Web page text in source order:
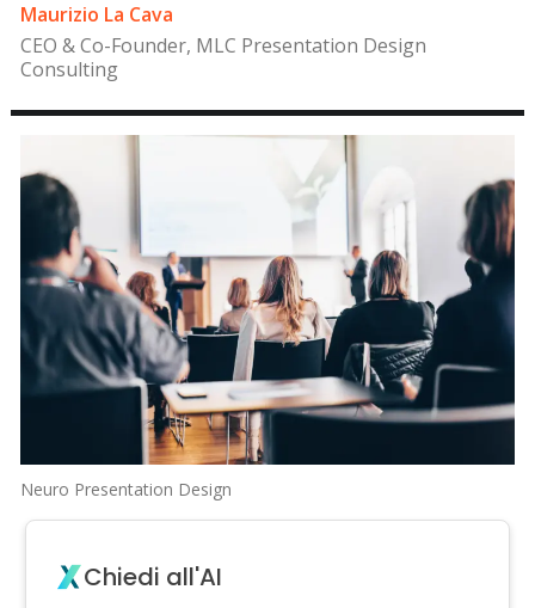
Maurizio La Cava
CEO & Co-Founder, MLC Presentation Design
Consulting
Neuro Presentation Design
Chiedi all'AI